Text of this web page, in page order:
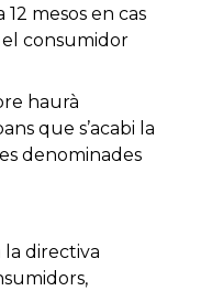
mesos en cas
consumidor
haurà
que s’acabi la
denominades
directiva